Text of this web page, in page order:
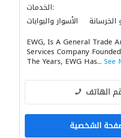
الخدمات:
الأسوار والبوابات
الخرسانة
الحفريّات الكهربائية
نظام الصرف الصحي
الديكور الداخلي الحاويات
EWG, Is A General Trade
Services Company
The Years, EWG Has... See
الهاتف
الشخصية